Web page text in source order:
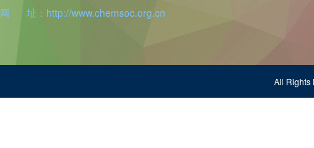
网 址：http://www.chemsoc.org.cn
All Rights